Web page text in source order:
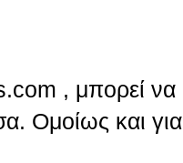
, μπορεί να
Ομοίως και για